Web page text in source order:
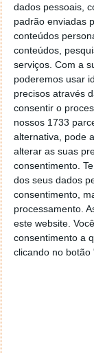
dados pessoais,
padrão enviadas
conteúdos
conteúdos,
serviços. Com a
poderemos usar
precisos através
consentir o
nossos 1733
alternativa, pode
alterar as suas
consentimento.
dos seus dados
consentimento,
processamento.
este website.
consentimento a
clicando no botão
11 FEV 2026·JOGOS
A Bandai
Captain
mais bem
legião de fãs,